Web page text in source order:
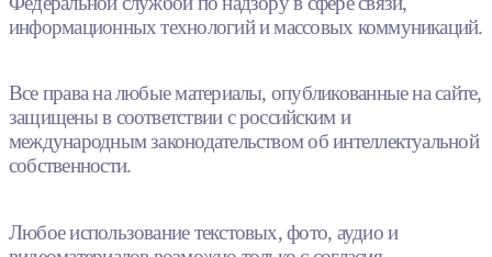
информационных технологий и массовых коммуникаций.
Все права на любые материалы, опубликованные на сайте,
защищены в соответствии с российским и
международным законодательством об интеллектуальной
собственности.
Любое использование текстовых, фото, аудио и